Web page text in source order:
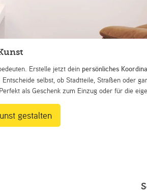
Erstelle jetzt dein persönliches
selbst, ob Stadtteile, Straßen oder
als Geschenk zum Einzug oder für die
gestalten